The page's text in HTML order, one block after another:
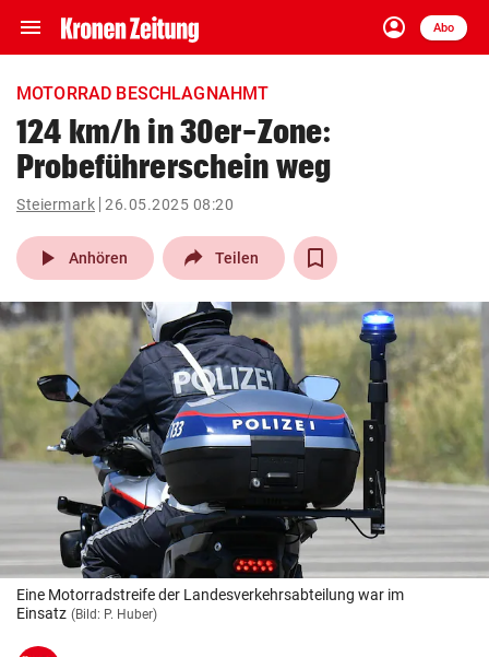
menu Navigation
ein-/ausklappen
account_circle
Anmelden
Abo
close Schließen
account_circle Anmelden
arrow_right
pin_drop
Wien arrow_right
bookmark
search
Suchbegriff
eingeben
© Krone Multimedia GmbH & Co KG 2026
Muthgasse 2, 1190 Wien
MOTORRAD BESCHLAGNAHMT
124 km/h in 30er-Zone:
Probeführerschein weg
Steiermark 26.05.2025 08:20
play_arrow Anhören Teilen
Eine Motorradstreife der Landesverkehrsabteilung war im
Einsatz (Bild: P. Huber)